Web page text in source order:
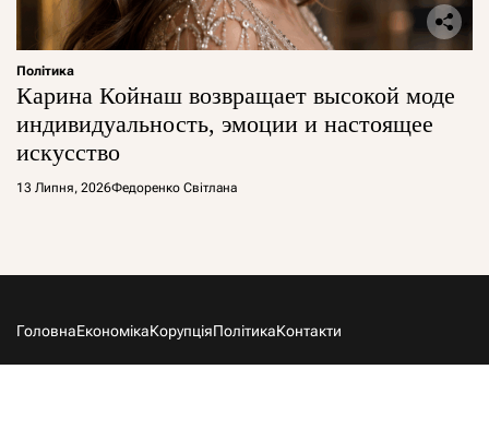
Політика
Карина Койнаш возвращает высокой моде
индивидуальность, эмоции и настоящее
искусство
13 Липня, 2026Федоренко Світлана
ГоловнаЕкономікаКорупціяПолітикаКонтакти